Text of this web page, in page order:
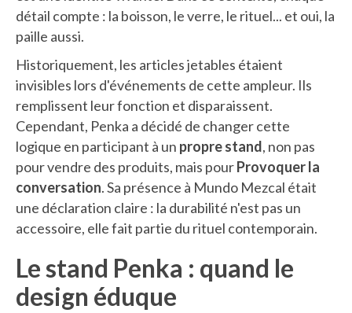
détail compte : la boisson, le verre, le rituel... et oui, la
paille aussi.
Historiquement, les articles jetables étaient
invisibles lors d'événements de cette ampleur. Ils
remplissent leur fonction et disparaissent.
Cependant, Penka a décidé de changer cette
logique en participant à un propre stand, non pas
pour vendre des produits, mais pourProvoquer la
conversation. Sa présence à Mundo Mezcal était
une déclaration claire : la durabilité n'est pas un
accessoire, elle fait partie du rituel contemporain.
Le stand Penka : quand le
design éduque